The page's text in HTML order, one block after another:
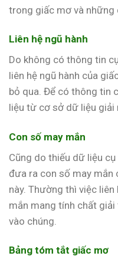
trong giấc mơ và những
Liên hệ ngũ hành
Do không có thông tin
liên hệ ngũ hành của
bỏ qua. Để có thông tin
liệu từ cơ sở dữ liệu giải
Con số may mắn
Cũng do thiếu dữ liệu
đưa ra con số may mắn
này. Thường thì việc
mắn mang tính chất
vào chúng.
Bảng tóm tắt giấc mơ